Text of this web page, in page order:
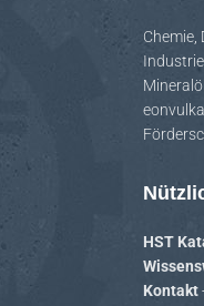
Chemie
Mineralöl
HST
Kontakt